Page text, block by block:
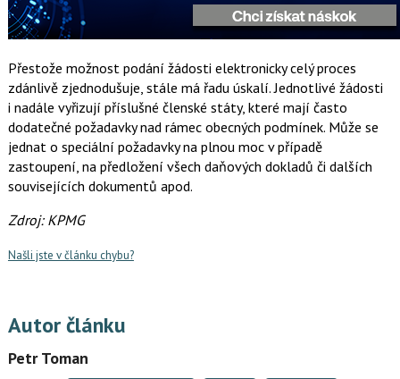
Přestože možnost podání žádosti elektronicky celý proces
zdánlivě zjednodušuje, stále má řadu úskalí. Jednotlivé žádosti
i nadále vyřizují příslušné členské státy, které mají často
dodatečné požadavky nad rámec obecných podmínek. Může se
jednat o speciální požadavky na plnou moc v případě
zastoupení, na předložení všech daňových dokladů či dalších
souvisejících dokumentů apod.
Zdroj: KPMG
Našli jste v článku chybu?
Autor článku
Petr Toman